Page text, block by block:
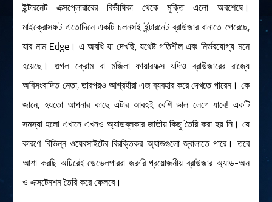
ইন্টারনেট এক্সপ্লোরারের বিভীষিকা থেকে মুক্তি এলো অবশেষে।
মাইক্রোসফট এতোদিনে একটি চলনসই ইন্টারনেট ব্রাউজার বানাতে পেরেছে,
যার নাম Edge। এ অবধি যা দেখছি, যথেষ্ট গতিশীল এবং নির্ভরযোগ্য মনে
হয়েছে। গুগল ক্রোম বা মজিলা ফায়ারফক্স যদিও ব্রাউজারের রাজ্যে
অবিসংবাদিত নেতা, তারপরও আগ্রহীরা এজ ব্যবহার করে দেখতে পারেন। কে
জানে, হয়তো আপনার কাছে এটার আবহই বেশি ভাল লেগে যাবে! একটি
সমস্যা হলো এখানে এখনও অ্যাডব্লকার জাতীয় কিছু তৈরি করা হয় নি। যে
কারণে বিভিন্ন ওয়েবসাইটের বিরক্তিকর অ্যাডগুলো জ্বালাতে পারে। তবে
আশা করছি অচিরেই ডেভেলপাররা জরুরি প্রয়োজনীয় ব্রাউজার অ্যাড-অন
ও এক্সটেনশন তৈরি করে ফেলবে।